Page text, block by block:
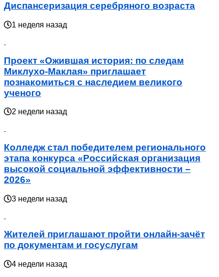
Диспансеризация серебряного возраста
1 неделя назад
Проект «Ожившая история: по следам
Миклухо-Маклая» приглашает
познакомиться с наследием великого
ученого
2 недели назад
Колледж стал победителем регионального
этапа конкурса «Российская организация
высокой социальной эффективности –
2026»
3 недели назад
Жителей приглашают пройти онлайн-зачёт
по документам и госуслугам
4 недели назад